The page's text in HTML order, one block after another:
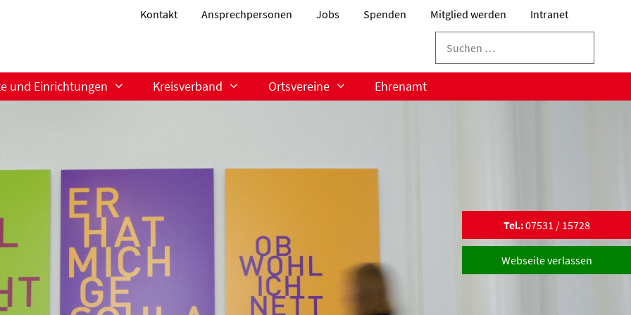
Kontakt Ansprechpersonen Jobs Spenden Mitglied werden
Intranet
nach:
und Einrichtungen Kreisverband Ortsvereine Ehrenamt
Tel.:07531 / 15728
Webseite verlassen